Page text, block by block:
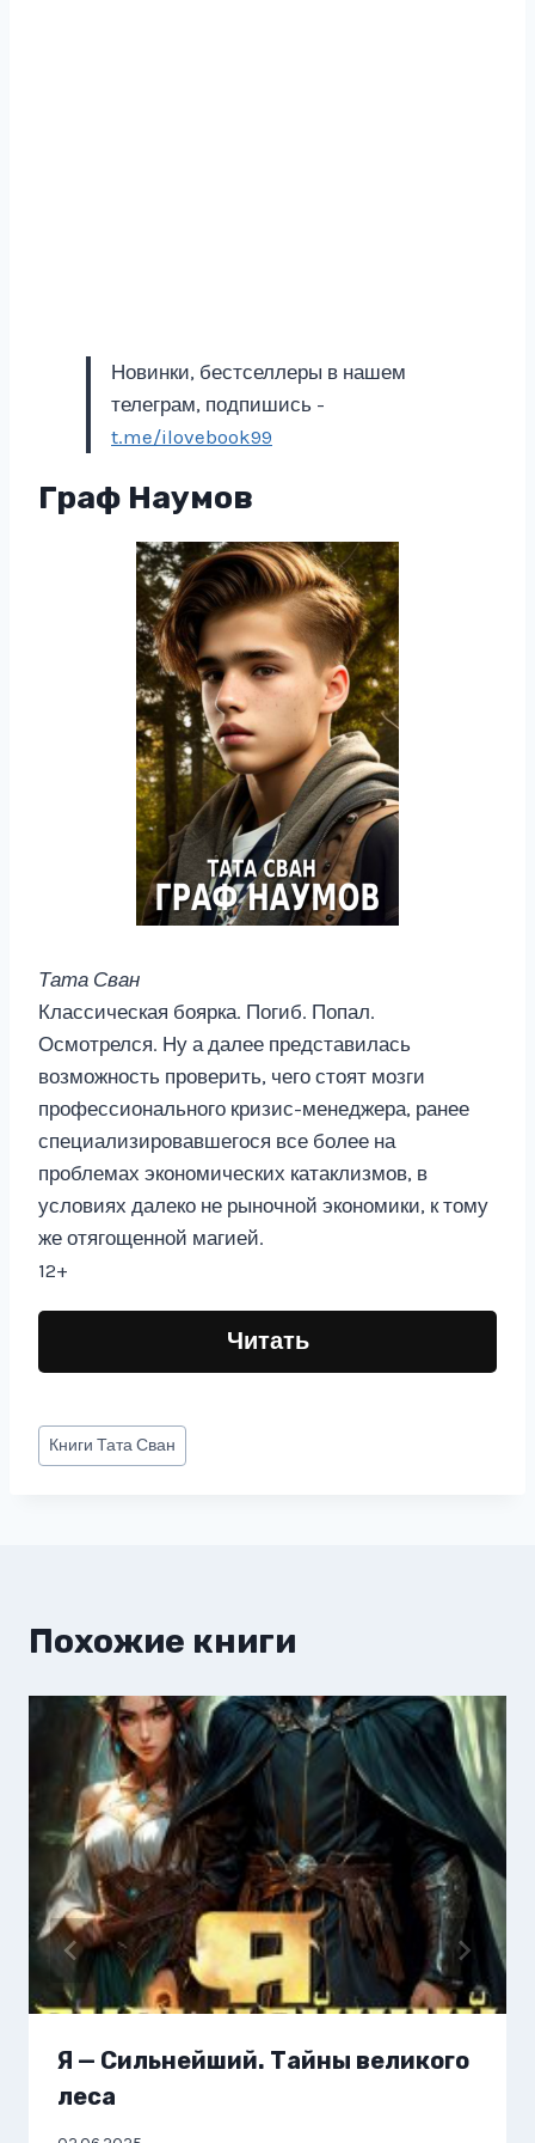
Новинки, бестселлеры в нашем
телеграм, подпишись -
t.me/ilovebook99
Граф Наумов
Тата Сван
Классическая боярка. Погиб. Попал.
Осмотрелся. Ну а далее представилась
возможность проверить, чего стоят мозги
профессионального кризис-менеджера, ранее
специализировавшегося все более на
проблемах экономических катаклизмов, в
условиях далеко не рыночной экономики, к тому
же отягощенной магией.
12+
Читать
Метки
записи:
КнигиТата Сван
Похожие книги
Я — Сильнейший. Тайны великого
леса